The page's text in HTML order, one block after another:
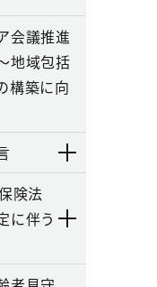
会議推進
地域包括
構築に向
険法
に伴う